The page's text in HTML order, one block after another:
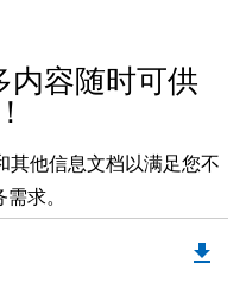
内容随时可供
他信息文档以满足您不
求。
file_download